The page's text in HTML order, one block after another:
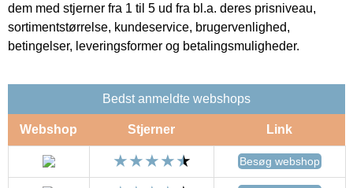
dem med stjerner fra 1 til 5 ud fra bl.a. deres prisniveau,
sortimentstørrelse, kundeservice, brugervenlighed,
betingelser, leveringsformer og betalingsmuligheder.
Bedst anmeldte webshops
Webshop Stjerner Link
Besøg webshop